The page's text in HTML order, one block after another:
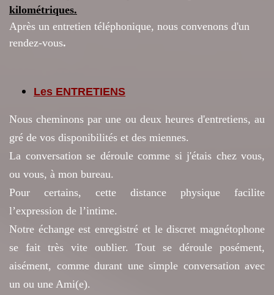
kilométriques.
Après un entretien téléphonique, nous convenons d'un
rendez-vous.
Les ENTRETIENS
Nous cheminons par une ou deux heures d'entretiens, au
gré de vos disponibilités et des miennes.
La conversation se déroule comme si j'étais chez vous,
ou vous, à mon bureau.
Pour certains, cette distance physique facilite
l’expression de l’intime.
Notre échange est enregistré et le discret magnétophone
se fait très vite oublier. Tout se déroule posément,
aisément, comme durant une simple conversation avec
un ou une Ami(e).